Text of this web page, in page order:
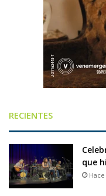
RECIENTES
que